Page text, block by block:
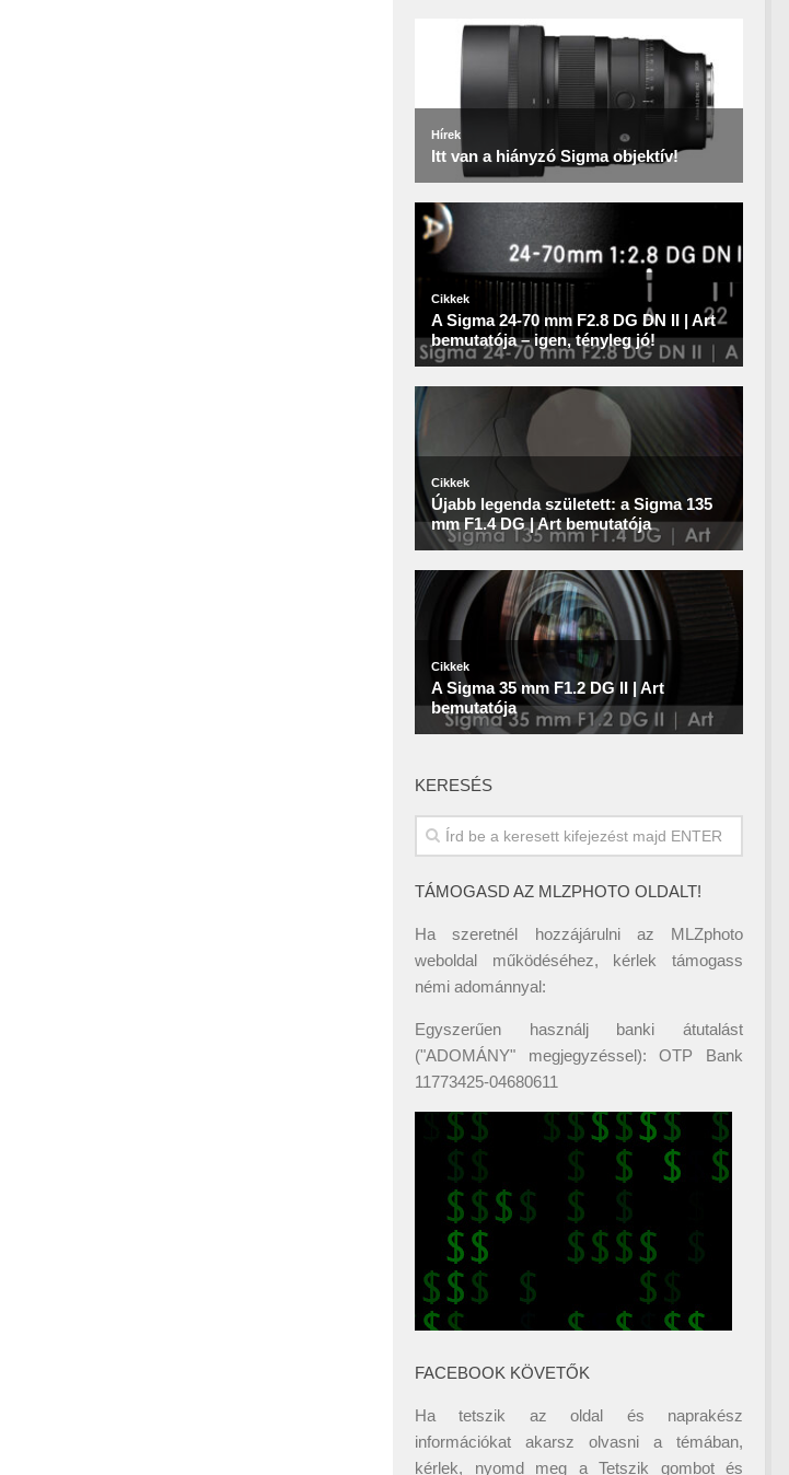
KERESÉS
TÁMOGASD AZ MLZPHOTO OLDALT!
Ha szeretnél hozzájárulni az MLZphoto
weboldal működéséhez, kérlek támogass
némi adománnyal:
Egyszerűen használj banki átutalást
("ADOMÁNY" megjegyzéssel): OTP Bank
11773425-04680611
FACEBOOK KÖVETŐK
Ha tetszik az oldal és naprakész
információkat akarsz olvasni a témában,
kérlek, nyomd meg a Tetszik gombot és